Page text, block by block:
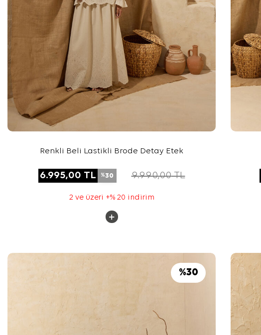
Renkli Beli Lastikli Brode Detay Etek
6.995,00 TL %30 9.990,00TL
2 ve üzeri +% 20 indirim
%30